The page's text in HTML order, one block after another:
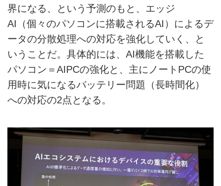
界になる、という予測のもと、エッジ
AI（個々のパソコンに搭載されるAI）によるデ
ータの分散処理への対応を強化していく、と
いうことだ。具体的には、AI機能を搭載した
パソコン＝AIPCの強化と、主にノートPCの使
用時に気になるバッテリー問題（長時間化）
への対応の2点となる。